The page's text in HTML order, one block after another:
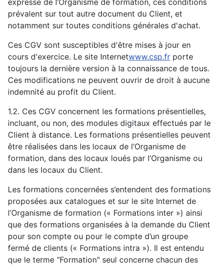
expresse de l’Organisme de formation, ces conditions
prévalent sur tout autre document du Client, et
notamment sur toutes conditions générales d'achat.
Ces CGV sont susceptibles d'être mises à jour en
cours d'exercice. Le site Internetwww.csp.fr porte
toujours la dernière version à la connaissance de tous.
Ces modifications ne peuvent ouvrir de droit à aucune
indemnité au profit du Client.
1.2. Ces CGV concernent les formations présentielles,
incluant, ou non, des modules digitaux effectués par le
Client à distance. Les formations présentielles peuvent
être réalisées dans les locaux de l’Organisme de
formation, dans des locaux loués par l’Organisme ou
dans les locaux du Client.
Les formations concernées s’entendent des formations
proposées aux catalogues et sur le site Internet de
l’Organisme de formation (« Formations inter ») ainsi
que des formations organisées à la demande du Client
pour son compte ou pour le compte d’un groupe
fermé de clients (« Formations intra »). Il est entendu
que le terme "Formation" seul concerne chacun des